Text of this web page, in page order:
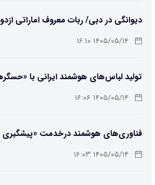
دیوانگی در دبی/ ربات معروف اماراتی
۱۴۰۵/۰۵/۱۴ ۱۶:۱۰
تولید لباس‌های هوشمند ایرانی با
کریگامی»
۱۴۰۵/۰۵/۱۴ ۱۶:۰۶
فناوری‌های هوشمند درخدمت «پیشگیری
۱۴۰۵/۰۵/۱۴ ۱۶:۰۳